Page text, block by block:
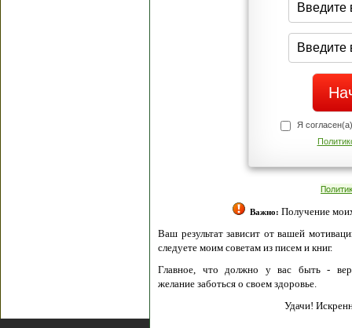
Я
Важно: Получение
Ваш результат зависит от вашей
следуете моим советам из писем и книг.
Главное, что должно у вас быть -
желание заботься о своем здоровье.
Удачи!